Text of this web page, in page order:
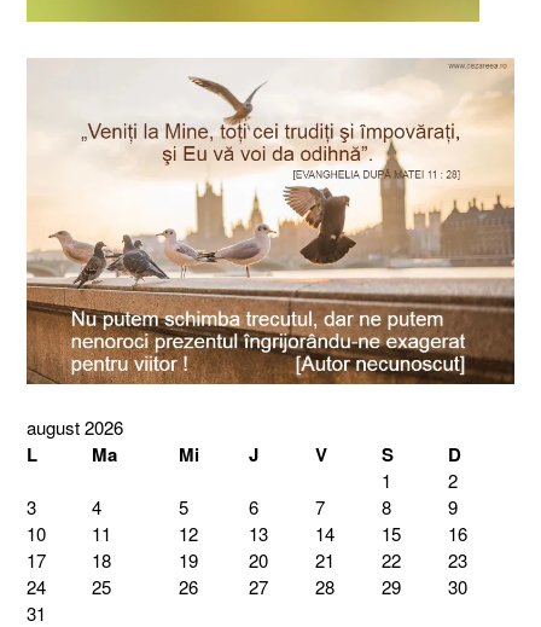
august 2026
L Ma Mi J V S D
1
2
3
4 5 6 7 8
9
10
11 12 13 14 15
16
17
18 19 20 21 22
23
24
25 26 27 28 29
30
31